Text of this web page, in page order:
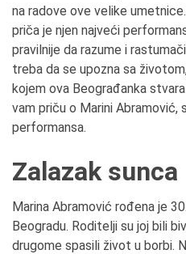
na radove ove velike
priča je njen najveći
pravilnije da razume i
treba da se upozna sa
kojem ova Beograđanka
vam priču o Marini
performansa.
Zalazak sunca
Marina Abramović rođena je
Beogradu. Roditelji su joj bili
drugome spasili život u borbi.